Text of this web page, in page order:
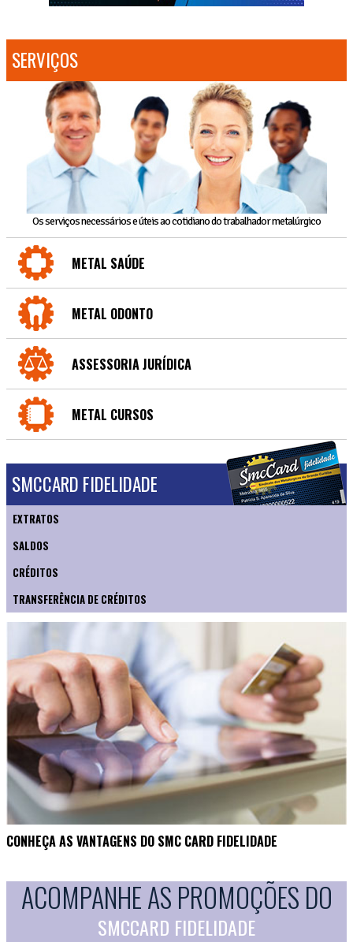
SERVIÇOS
Os serviços necessários e úteis ao cotidiano do trabalhador metalúrgico
METAL SAÚDE
METAL ODONTO
ASSESSORIA JURÍDICA
METAL CURSOS
SMCCARD FIDELIDADE
EXTRATOS
SALDOS
CRÉDITOS
TRANSFERÊNCIA DE CRÉDITOS
CONHEÇA AS VANTAGENS DO SMC CARD FIDELIDADE
ACOMPANHE AS PROMOÇÕES DO
SMCCARD FIDELIDADE